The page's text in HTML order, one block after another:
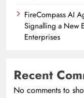
FireCompass AI
Signalling a New
Enterprises
Recent
No comments to